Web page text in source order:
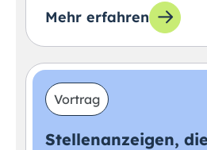
Mehr erfahren
Vortrag
Stellenanzeigen,